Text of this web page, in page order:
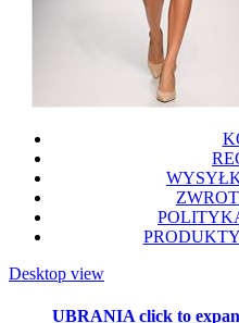
Desktop view
UBRANIAclick to